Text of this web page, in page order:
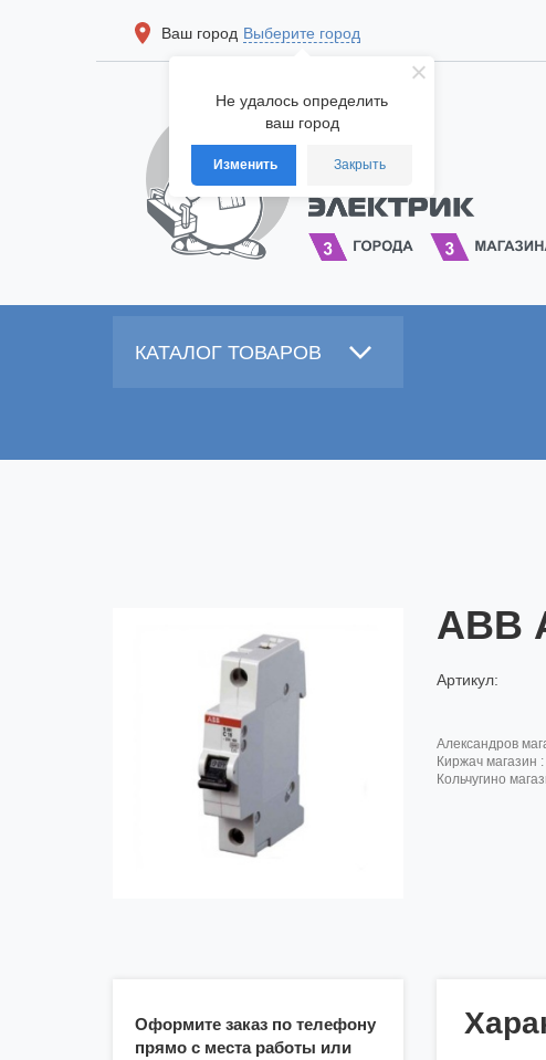
Не удалось определить
ваш город
Изменить Закрыть
Ваш город Выберите город
КАТАЛОГ ТОВАРОВ
ABB
Артикул:
александров
киржач магазин :
кольчугино
Оформите заказ по телефону
прямо с места работы или